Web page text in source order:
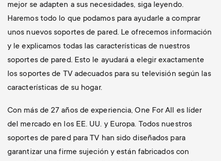
mejor se adapten a sus necesidades, siga leyendo.
Haremos todo lo que podamos para ayudarle a comprar
unos nuevos soportes de pared. Le ofrecemos información
y le explicamos todas las características de nuestros
soportes de pared. Esto le ayudará a elegir exactamente
los soportes de TV adecuados para su televisión según las
características de su hogar.
Con más de 27 años de experiencia, One For All es líder
del mercado en los EE. UU. y Europa. Todos nuestros
soportes de pared para TV han sido diseñados para
garantizar una firme sujeción y están fabricados con